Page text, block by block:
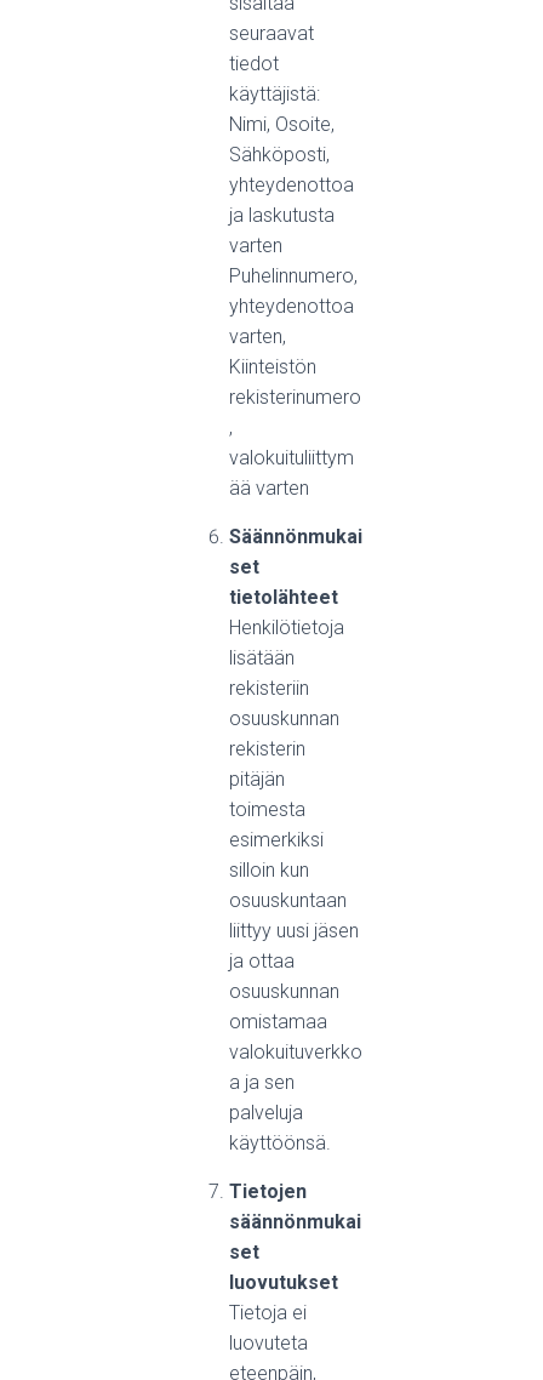
seuraavat
tiedot
käyttäjistä:
Nimi, Osoite,
Sähköposti,
yhteydenottoa
ja laskutusta
varten
Puhelinnumero,
yhteydenottoa
varten,
Kiinteistön
rekisterinumero
,
valokuituliittym
ää varten
Säännönmukai
set
tietolähteet
Henkilötietoja
lisätään
rekisteriin
osuuskunnan
rekisterin
pitäjän
toimesta
esimerkiksi
silloin kun
osuuskuntaan
liittyy uusi jäsen
ja ottaa
osuuskunnan
omistamaa
valokuituverkko
a ja sen
palveluja
käyttöönsä.
Tietojen
säännönmukai
set
luovutukset
Tietoja ei
luovuteta
eteenpäin,